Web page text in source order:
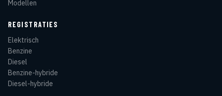
Modellen
REGISTRATIES
Elektrisch
Benzine
Diesel
Benzine-hybride
Diesel-hybride